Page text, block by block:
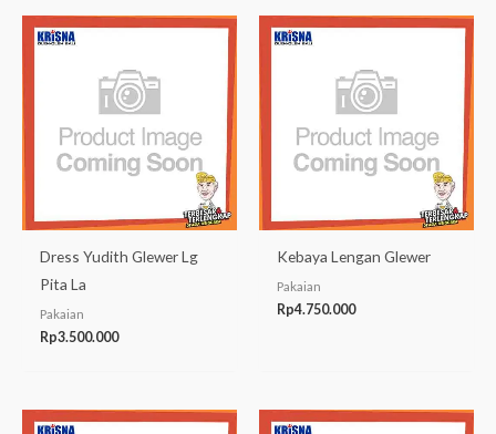
Dress Yudith Glewer Lg
Pita La
Pakaian
Rp3.500.000
Kebaya Lengan Glewer
Pakaian
Rp4.750.000